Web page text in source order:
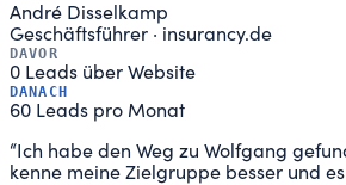
André Disselkamp
Geschäftsführer · insurancy.de
DAVOR
0 Leads über Website
DANACH
60 Leads pro Monat
“Ich habe den Weg zu Wolfgang
kenne meine Zielgruppe besser und